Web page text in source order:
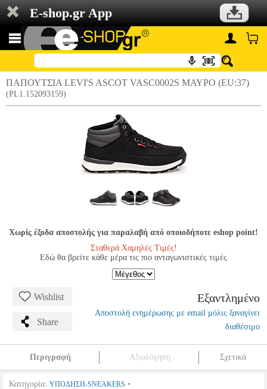
E-shop.gr App
ΠΑΠΟΥΤΣΙΑ LEVI'S ASCOT VASC0002S ΜΑΥΡΟ (EU:37)
(PL1.152093159)
Χωρίς έξοδα αποστολής για παραλαβή από οποιοδήποτε eshop point!
Σταθερά Χαμηλές Τιμές!
Εδώ θα βρείτε κάθε μέρα τις πιο ανταγωνιστικές τιμές
Wishlist
Share
Εξαντλημένο
Αποστολή ενημέρωσης με email μόλις ξαναγίνει
διαθέσιμο
Περιγραφή Αξιολόγηση Σχετικά
Κατηγορία: ΥΠΟΔΗΣΗ-SNEAKERS •